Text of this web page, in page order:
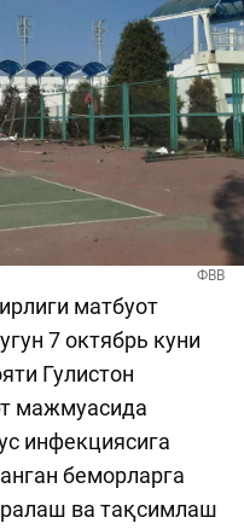
ФВВ
матбуот
7 октябрь куни
Гулистон
мажмуасида
инфекциясига
беморларга
ва тақсимлаш